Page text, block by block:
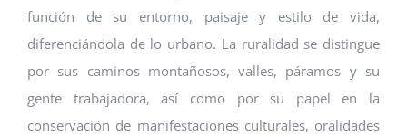
función de su entorno, paisaje y estilo de vida,
diferenciándola de lo urbano. La ruralidad se distingue
por sus caminos montañosos, valles, páramos y su
gente trabajadora, así como por su papel en la
conservación de manifestaciones culturales, oralidades